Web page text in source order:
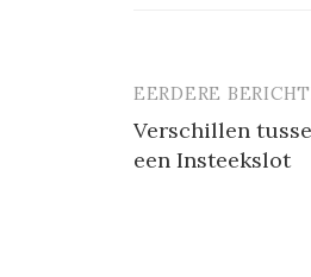
EERDERE
Verschillen
een Insteekslot